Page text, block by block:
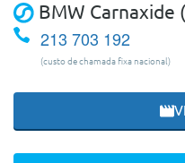
BMW Carnaxide
213 703 192
(custo de chamada fixa nacional)